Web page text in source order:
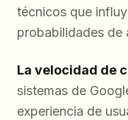
técnicos que
probabilidades de
La velocidad de
sistemas de
experiencia de